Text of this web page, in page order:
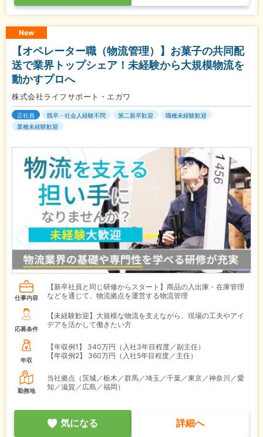
New
【オペレーター職（物流管理）】お菓子の共同配
送で業界トップシェア！未経験から大規模物流を
動かすプロへ
株式会社ライフサポート・エガワ
正社員 既卒・社会人経験不問 第二新卒歓迎
職種未経験歓迎
業種未経験歓迎
仕事内容
【新卒社員と同じ研修からスタート】商品の入出庫・在庫管理
などを通じて、物流拠点を運営する物流管理
応募条件
【未経験歓迎】大規模な物流を支えながら、現場の工夫やアイ
デアを活かして働きたい方
年収
【年収例1】
340万円（入社3年目程度／副主任）
【年収例2】
360万円（入社5年目程度／主任）
勤務地
当社拠点（茨城／栃木／群馬／埼玉／千葉／東京／神奈川／愛
知／滋賀／広島／福岡）
気になる 詳細へ